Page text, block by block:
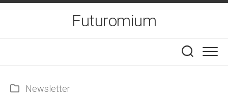
Skip
Futuromium
Newsletter